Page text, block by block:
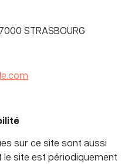
STRASBOURG
sur ce site sont aussi
site est périodiquement